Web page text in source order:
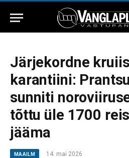
Järjekordne
karantiini:
sunniti
tõttu üle 1700
jääma
MAAILM 14. mai 2026